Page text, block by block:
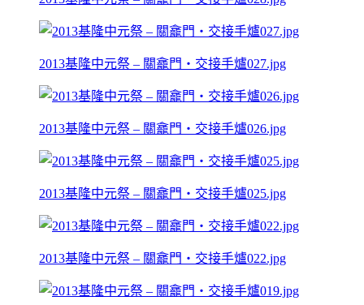
2013基隆中元祭 – 關龕門‧交接手爐027.jpg
2013基隆中元祭 – 關龕門‧交接手爐026.jpg
2013基隆中元祭 – 關龕門‧交接手爐025.jpg
2013基隆中元祭 – 關龕門‧交接手爐022.jpg